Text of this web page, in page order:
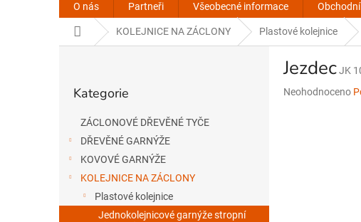
O nás Partneři Všeobecné informace
Domů KOLEJNICE NA ZÁCLONY Plastové kolejnice
a
kategorie
Kategorie
ZÁCLONOVÉ DŘEVĚNÉ TYČE
DŘEVĚNÉ GARNÝŽE
KOVOVÉ GARNÝŽE
KOLEJNICE NA ZÁCLONY
Plastové kolejnice
Jednokolejnicové garnýže stropní
JezdecJK
Průměrné
Neohodnoceno